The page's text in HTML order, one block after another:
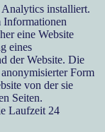
installiert.
eine Website
eines
der Website. Die
Form
von der sie
Seiten.
Laufzeit 24